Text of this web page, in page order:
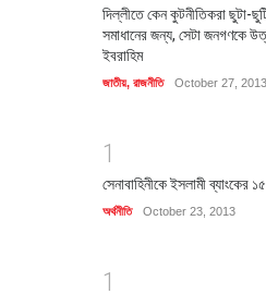
দিল্লীতে কেন কুটনীতিকরা ছুটা-
সমাধানের জন্য, সেটা জনগণকে
ইবরাহিম
জাতীয়, রাজনীতি October 27, 2013
1
সেনাবাহিনীকে ইসলামী ব্যাংকের
অর্থনীতি October 23, 2013
1